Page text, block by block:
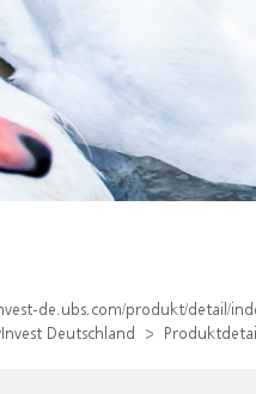
de.ubs.com/produkt/detail/
Deutschland